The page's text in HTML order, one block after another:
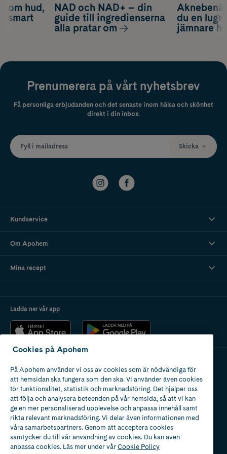
du en
jämnare
om hud,
smart
NAD och NAD+ – din
guide till ingredienserna
alla pratar om
Prenumerera på vårt nyhetsbrev
Få personliga erbjudanden och det senaste inom hälsa och skönhet
direkt i din inbox.
Fyll i mailadress Skicka
Kundservice
Om Apohem
Mina recept
Ladda ner vår app
Apotek med tillstånd
av Läkemedelsverket
2024
Cookies på Apohem
På Apohem använder vi oss av cookies som är nödvändiga för
att hemsidan ska fungera som den ska. Vi använder även cookies
för funktionalitet, statistik och marknadsföring. Det hjälper oss
att följa och analysera beteenden på vår hemsida, så att vi kan
ge en mer personaliserad upplevelse och anpassa innehåll samt
rikta relevant marknadsföring. Vi delar även informationen med
våra samarbetspartners. Genom att acceptera cookies
samtycker du till vår användning av cookies. Du kan även
anpassa cookies. Läs mer under vårCookie Policy